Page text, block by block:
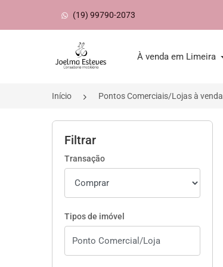
(19) 99790-2073
Página inicial
À venda em Limeira
Início Pontos Comerciais/Lojas à venda
Filtrar
Transação
Tipos de imóvel